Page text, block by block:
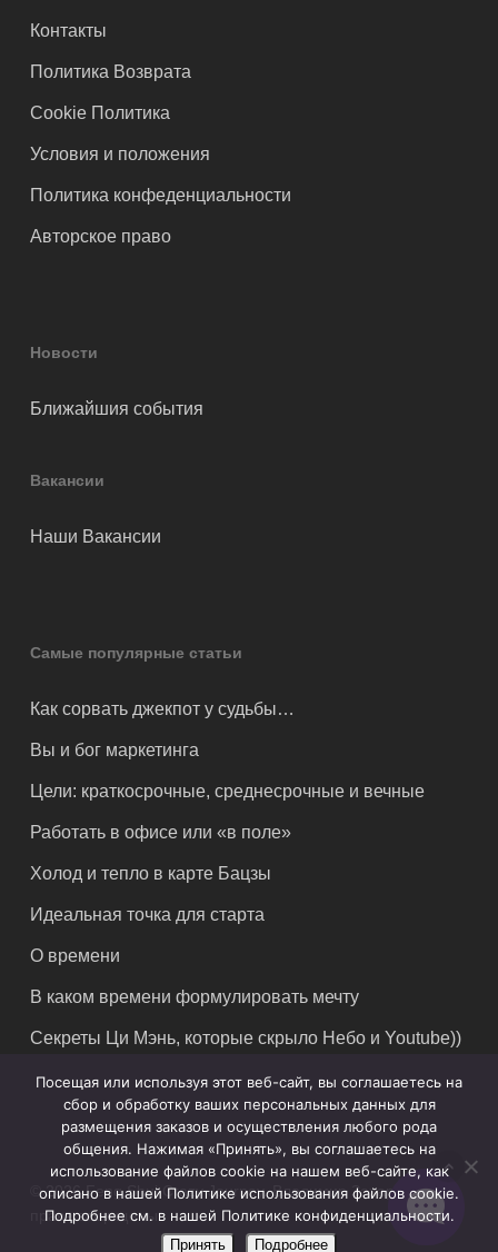
Контакты
Политика Возврата
Cookie Политика
Условия и положения
Политика конфеденциальности
Авторское право
Новости
Ближайшия события
Вакансии
Наши Вакансии
Самые популярные статьи
Как сорвать джекпот у судьбы…
Вы и бог маркетинга
Цели: краткосрочные, среднесрочные и вечные
Работать в офисе или «в поле»
Холод и тепло в карте Бацзы
Идеальная точка для старта
О времени
В каком времени формулировать мечту
Секреты Ци Мэнь, которые скрыло Небо и Youtube))
© 2026 Feng Shui Crazy Journey. Владимир Захаров. Все
права защищены.
Посещая или используя этот веб-сайт, вы соглашаетесь на
сбор и обработку ваших персональных данных для
размещения заказов и осуществления любого рода
общения. Нажимая «Принять», вы соглашаетесь на
использование файлов cookie на нашем веб-сайте, как
описано в нашей Политике использования файлов cookie.
Подробнее см. в нашей Политике конфиденциальности.
Принять Подробнее